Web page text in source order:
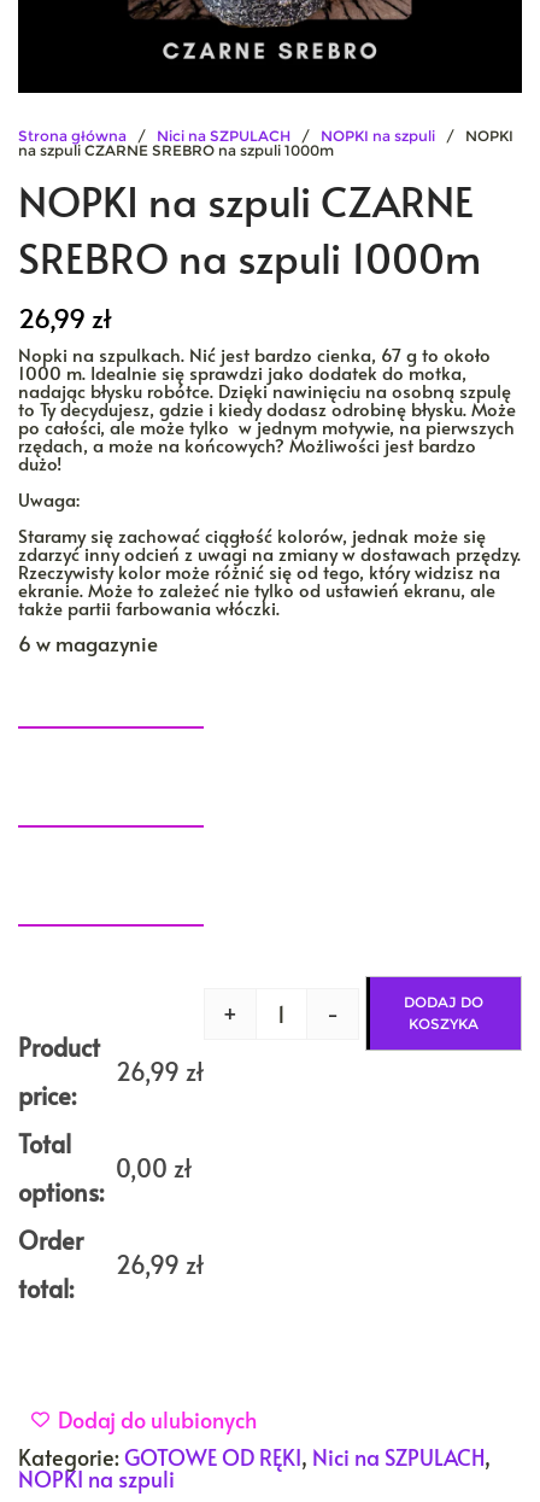
Strona główna / Nici na SZPULACH / NOPKI na szpuli / NOPKI
na szpuli CZARNE SREBRO na szpuli 1000m
NOPKI na szpuli CZARNE
SREBRO na szpuli 1000m
26,99 zł
Nopki na szpulkach. Nić jest bardzo cienka, 67 g to około
1000 m. Idealnie się sprawdzi jako dodatek do motka,
nadając błysku robótce. Dzięki nawinięciu na osobną szpulę
to Ty decydujesz, gdzie i kiedy dodasz odrobinę błysku. Może
po całości, ale może tylko w jednym motywie, na pierwszych
rzędach, a może na końcowych? Możliwości jest bardzo
dużo!
Uwaga:
Staramy się zachować ciągłość kolorów, jednak może się
zdarzyć inny odcień z uwagi na zmiany w dostawach przędzy.
Rzeczywisty kolor może różnić się od tego, który widzisz na
ekranie. Może to zależeć nie tylko od ustawień ekranu, ale
także partii farbowania włóczki.
6 w magazynie
Product
price:
26,99 zł
Total
options:
0,00 zł
Order
total:
26,99 zł
+
ilość
na
-
DODAJ DO
KOSZYKA
Dodaj do ulubionych
Kategorie:GOTOWE OD RĘKI, Nici na SZPULACH,
NOPKI na szpuli